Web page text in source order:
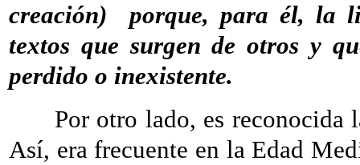
creación) porque, para él, la
textos que surgen de otros y
perdido o inexistente.
Por otro lado, es reconocida
Así, era frecuente en la Edad